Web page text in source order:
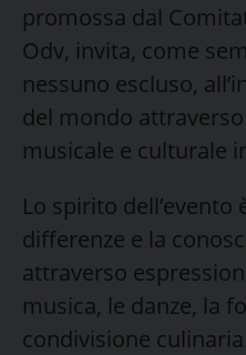
promossa dal
Odv, invita, come
nessuno escluso,
del mondo
musicale e culturale
Lo spirito dell’evento
differenze e la
attraverso
musica, le danze, la
condivisione